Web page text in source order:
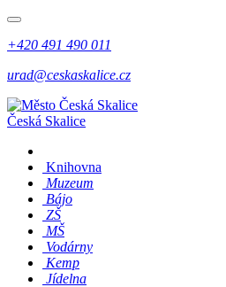
+420 491 490 011
urad@ceskaskalice.cz
Česká Skalice
Knihovna
Muzeum
Bájo
ZŠ
MŠ
Vodárny
Kemp
Jídelna